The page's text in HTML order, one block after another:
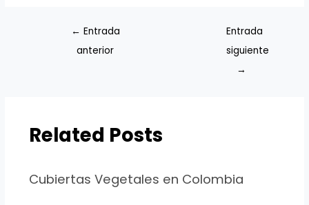
← Entrada
anterior
Entrada
siguiente
→
Related Posts
Cubiertas Vegetales en Colombia